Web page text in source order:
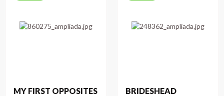
MY FIRST OPPOSITES
BRIDESHEAD